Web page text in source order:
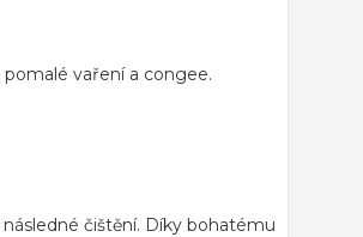
vaření a congee.
čištění. Díky bohatému